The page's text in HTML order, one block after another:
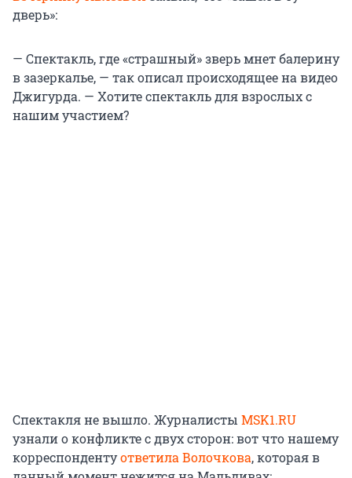
дверь»:
— Спектакль, где «страшный» зверь мнет балерину
в зазеркалье, — так описал происходящее на видео
Джигурда. — Хотите спектакль для взрослых с
нашим участием?
Спектакля не вышло. Журналисты MSK1.RU
узнали о конфликте с двух сторон: вот что нашему
корреспондентуответила Волочкова, которая в